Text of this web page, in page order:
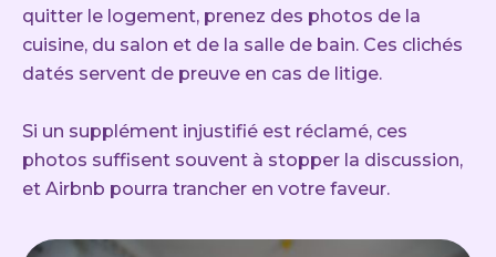
quitter le logement, prenez des photos de la
cuisine, du salon et de la salle de bain. Ces clichés
datés servent de preuve en cas de litige.
Si un supplément injustifié est réclamé, ces
photos suffisent souvent à stopper la discussion,
et Airbnb pourra trancher en votre faveur.